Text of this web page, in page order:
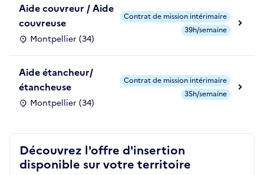
Aide couvreur / Aide
couvreuse
Montpellier (34)
Contrat de mission intérimaire
39h/semaine
Aide étancheur/
étancheuse
Montpellier (34)
Contrat de mission intérimaire
35h/semaine
Découvrez l'offre d'insertion
disponible sur votre territoire